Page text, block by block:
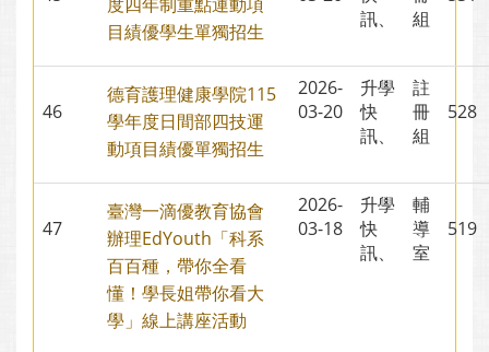
目績優學生單獨招生
訊、
組
46
德育護理健康學院115
學年度日間部四技運
動項目績優單獨招生
2026-
03-20
升學
快
訊、
註
冊
組
47
臺灣一滴優教育協會
辦理EdYouth「科系
百百種，帶你全看
懂！學長姐帶你看大
學」線上講座活動
2026-
03-18
升學
快
訊、
輔
導
室